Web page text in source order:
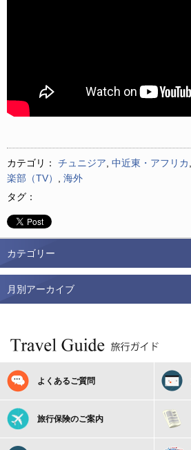
カテゴリ： チュニジア 中近東・アフリカ
楽部（TV）
海外
タグ：
カテゴリー
月別アーカイブ
よくあるご質問
旅行保険のご案内